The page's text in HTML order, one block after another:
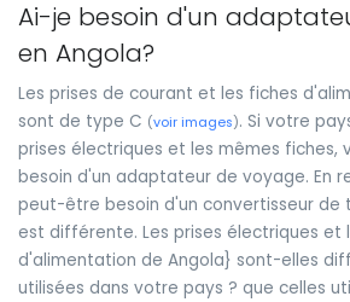
Ai-je besoin d'un
en Angola?
Les prises de courant et les fiches
sont de type C (voir images). Si votre
prises électriques et les mêmes fiches,
besoin d'un adaptateur de voyage. En
peut-être besoin d'un convertisseur de
est différente. Les prises électriques et
d'alimentation de Angola} sont-elles
utilisées dans votre pays ? que celles